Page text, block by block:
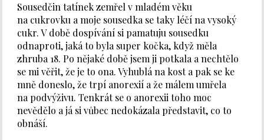
Sousedčin tatínek zemřel v mladém věku
na cukrovku a moje sousedka se taky léčí na vysoký
cukr. V době dospívání si pamatuju sousedku
odnaproti, jaká to byla super kočka, když měla
zhruba 18. Po nějaké době jsem ji potkala a nechtělo
se mi věřit, že je to ona. Vyhublá na kost a pak se ke
mně doneslo, že trpí anorexií a že málem umřela
na podvýživu. Tenkrát se o anorexii toho moc
nevědělo a já si vůbec nedokázala představit, co to
obnáší.